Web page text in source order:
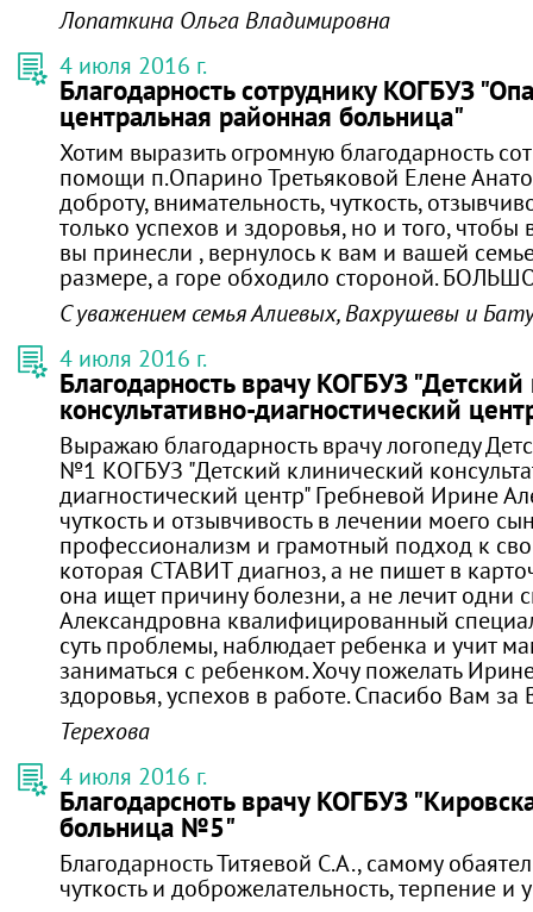
Лопаткина Ольга Владимировна
4 июля 2016 г.
Благодарность сотруднику КОГБУЗ
центральная районная больница"
Хотим выразить огромную благодарность
помощи п.Опарино Третьяковой Елене
доброту, внимательность, чуткость,
только успехов и здоровья, но и того, чтобы
вы принесли , вернулось к вам и вашей
размере, а горе обходило стороной.
С уважением семья Алиевых, Вахрушевы и
4 июля 2016 г.
Благодарность врачу КОГБУЗ
консультативно-диагностический
Выражаю благодарность врачу логопеду
№1 КОГБУЗ "Детский клинический
диагностический центр" Гребневой Ирине
чуткость и отзывчивость в лечении моего
профессионализм и грамотный подход к
которая СТАВИТ диагноз, а не пишет в
она ищет причину болезни, а не лечит одни
Александровна квалифицированный
суть проблемы, наблюдает ребенка и учит
заниматься с ребенком. Хочу пожелать
здоровья, успехов в работе. Спасибо Вам за
Терехова
4 июля 2016 г.
Благодарсноть врачу КОГБУЗ
больница №5"
Благодарность Титяевой С.А., самому
чуткость и доброжелательность, терпение и